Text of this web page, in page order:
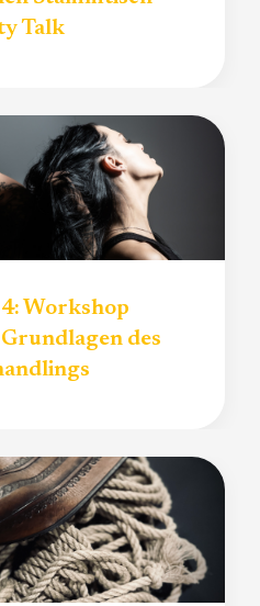
Talk
Workshop
des